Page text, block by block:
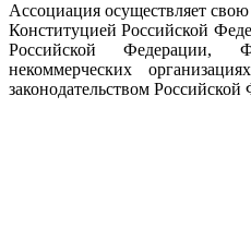
Ассоциация осуществляет свою
Конституцией Российской
Российской Федерации,
некоммерческих
законодательством